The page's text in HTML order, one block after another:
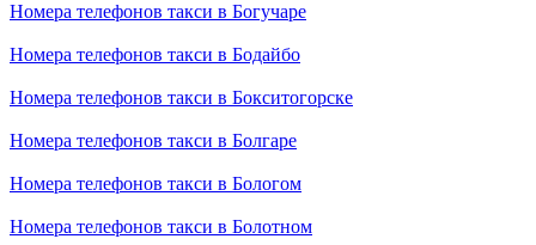
Номера телефонов такси в Богучаре
Номера телефонов такси в Бодайбо
Номера телефонов такси в Бокситогорске
Номера телефонов такси в Болгаре
Номера телефонов такси в Бологом
Номера телефонов такси в Болотном